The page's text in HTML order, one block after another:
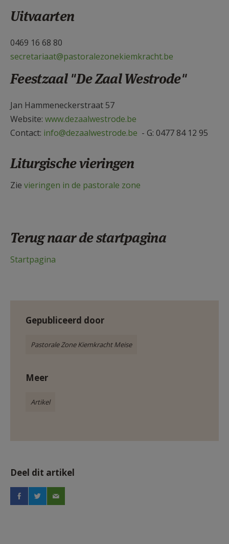
Uitvaarten
0469 16 68 80
secretariaat@pastoralezonekiemkracht.be
Feestzaal "De Zaal Westrode"
Jan Hammeneckerstraat 57
Website: www.dezaalwestrode.be
Contact: info@dezaalwestrode.be - G: 0477 84 12 95
Liturgische vieringen
Zie vieringen in de pastorale zone
Terug naar de startpagina
Startpagina
Gepubliceerd door
Pastorale Zone Kiemkracht Meise
Meer
Artikel
Deel dit artikel